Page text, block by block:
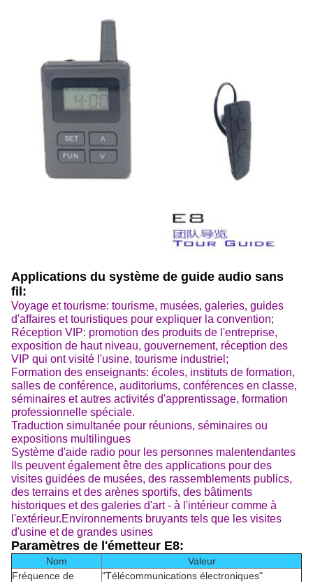
Applications du système de guide audio sans
fil:
Voyage et tourisme: tourisme, musées, galeries, guides
d'affaires et touristiques pour expliquer la convention;
Réception VIP: promotion des produits de l'entreprise,
exposition de haut niveau, gouvernement, réception des
VIP qui ont visité l'usine, tourisme industriel;
Formation des enseignants: écoles, instituts de formation,
salles de conférence, auditoriums, conférences en classe,
séminaires et autres activités d'apprentissage, formation
professionnelle spéciale.
Traduction simultanée pour réunions, séminaires ou
expositions multilingues
Système d'aide radio pour les personnes malentendantes
Ils peuvent également être des applications pour des
visites guidées de musées, des rassemblements publics,
des terrains et des arènes sportifs, des bâtiments
historiques et des galeries d'art - à l'intérieur comme à
l'extérieur.Environnements bruyants tels que les visites
d'usine et de grandes usines
Paramètres de l'émetteur E8:
Nom
Valeur
Fréquence de
"Télécommunications électroniques"